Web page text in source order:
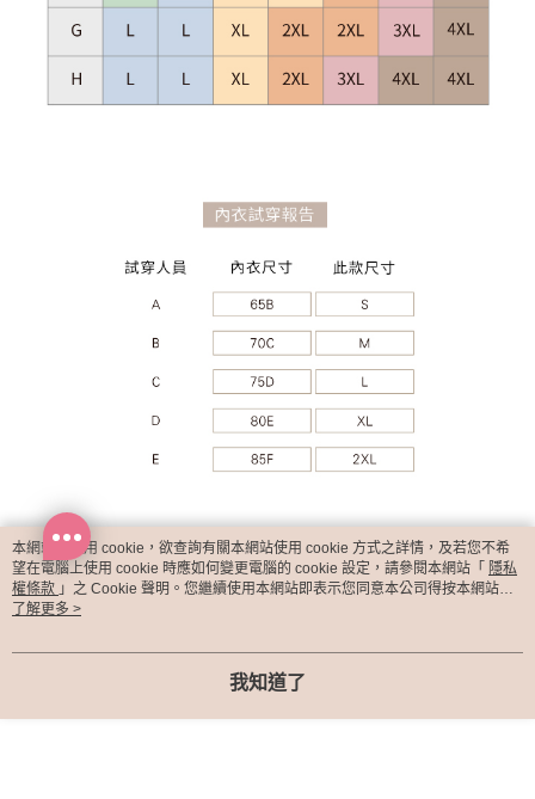
本網站中使用 cookie，欲查詢有關本網站使用 cookie 方式之詳情，及若您不希
望在電腦上使用 cookie 時應如何變更電腦的 cookie 設定，請參閱本網站「 隱私
權條款 」之 Cookie 聲明。您繼續使用本網站即表示您同意本公司得按本網站使
用條款之 Cookie 聲明使用 cookie。
了解更多 >
我知道了